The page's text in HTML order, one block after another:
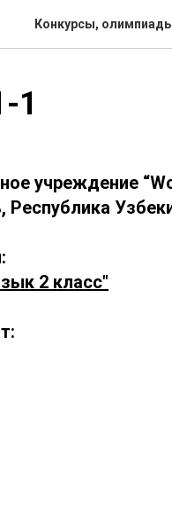
Конкурсы,
1
учреждение
Республика
2 класс"